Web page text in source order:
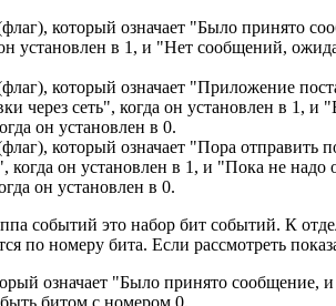
который означает "Было принято
установлен в 1, и "Нет сообщений,
который означает "Приложение
через сеть", когда он установлен в 1, и
он установлен в 0.
который означает "Пора отправить
когда он установлен в 1, и "Пока не надо
он установлен в 0.
событий это набор бит событий. К
по номеру бита. Если рассмотреть
означает "Было принято сообщение,
битом с номером 0.